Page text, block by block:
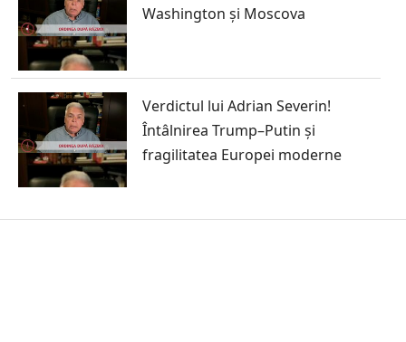
Washington și Moscova
Verdictul lui Adrian Severin!
Întâlnirea Trump–Putin și
fragilitatea Europei moderne